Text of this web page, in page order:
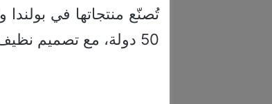
تُصنّع منتجاتها في بولندا
50 دولة، مع تصميم نظيف وهوية تمرد واضحة تجعلها مختلفة عن السائد.